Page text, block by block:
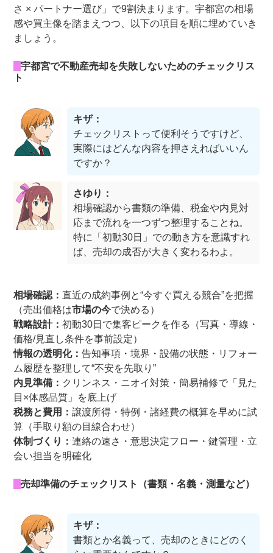
さ × パートナー選び」で9割決まります。宇都宮の相場
感や買主像を踏まえつつ、以下の項目を順に埋めていき
ましょう。
宇都宮で不動産売却を失敗しないためのチェックリス
ト
キザ：
チェックリストって便利そうですけど、
実際にはどんな内容を押さえればいいん
ですか？
さゆり：
相場確認から書類の準備、税金や内見対
応まで流れを一つずつ整理することね。
特に「初動30日」での動き方を意識すれ
ば、売却の成否が大きく変わるわよ。
相場確認：直近の成約事例と“今すぐ買える競合”を把握
（売出価格は市場の今で決める）
戦略設計：初動30日で集客ピークを作る（写真・導線・
価格/見直し条件を事前設定）
情報の透明化：告知事項・境界・設備の状態・リフォー
ム履歴を整理して“不安を先取り”
内見準備： クリンネス・ニオイ対策・簡易補修で「見た
目×体感品質」を底上げ
税務と費用：譲渡所得・特例・諸経費の概算を早めに試
算（手取り額の目線合わせ）
体制づくり：連絡の速さ・意思決定フロー・鍵管理・立
会い担当を明確化
売却準備のチェックリスト（書類・名義・測量など）
キザ：
書類とか名義って、売却のときにどのく